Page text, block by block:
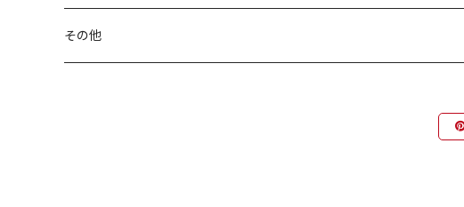
ポーチ
ポストカード
and Charlie
その他